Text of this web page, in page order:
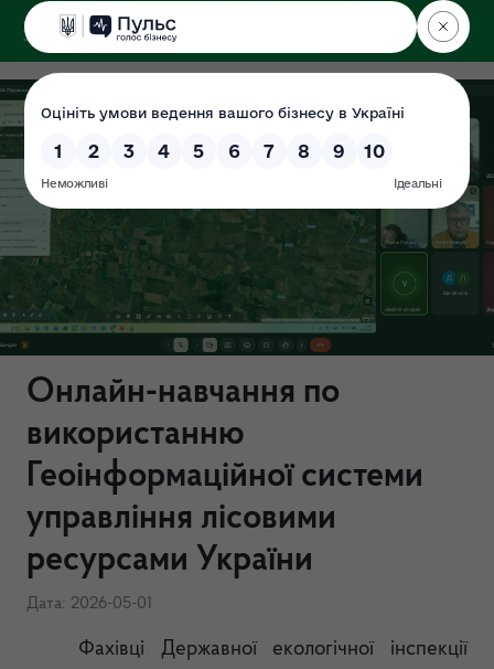
ДЕРЖЕКОІНСПЕКЦІЯ
Онлайн-навчання по
використанню
Геоінформаційної системи
управління лісовими
ресурсами України
Дата: 2026-05-01
Фахівці Державної екологічної інспекції